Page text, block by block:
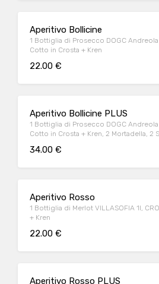
Aperitivo Bollicine
1 Bottiglia di Prosecco DOGC Andreola
Cotto in Crosta + Kren
22.00 €
Aperitivo Bollicine PLUS
1 Bottiglia di Prosecco DOGC Andreola
Cotto in Crosta + Kren, 2 Mortadella, 2
34.00 €
Aperitivo Rosso
1 Bottiglia di Merlot VILLASOFIA 1l,
+ Kren
22.00 €
Aperitivo Rosso PLUS